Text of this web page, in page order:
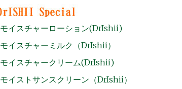
モイスチャーローション(DrIshii)
モイスチャーミルク（DrIshii）
モイスチャークリーム(DrIshii)
モイストサンスクリーン（DrIshii）